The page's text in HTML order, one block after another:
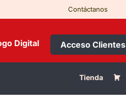
Contáctanos
Digital Acceso Clientes
Tienda